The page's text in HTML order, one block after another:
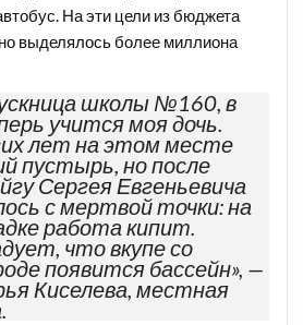
На эти цели из бюджета
выделялось более миллиона
школы №160, в
учится моя дочь.
лет на этом месте
пустырь, но после
Сергея Евгеньевича
с мертвой точки: на
работа кипит.
что вкупе со
появится бассейн», —
Киселева, местная